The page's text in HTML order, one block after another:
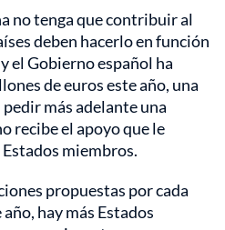
no tenga que contribuir al
deben hacerlo en función
el Gobierno español ha
de euros este año, una
más adelante una
recibe el apoyo que le
miembros.
propuestas por cada
hay más Estados